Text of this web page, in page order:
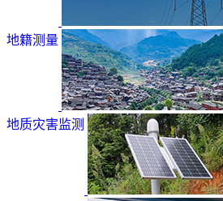
地籍测量
地质灾害监测